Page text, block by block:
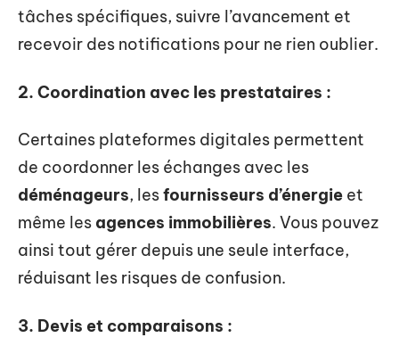
tâches spécifiques, suivre l’avancement et
recevoir des notifications pour ne rien oublier.
2. Coordination avec les prestataires :
Certaines plateformes digitales permettent
de coordonner les échanges avec les
déménageurs, lesfournisseurs d’énergie et
même les agences immobilières. Vous pouvez
ainsi tout gérer depuis une seule interface,
réduisant les risques de confusion.
3. Devis et comparaisons :